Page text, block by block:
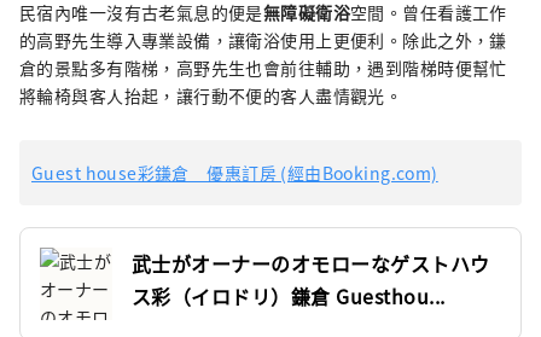
民宿內唯一沒有古老氣息的便是無障礙衛浴空間。曾任看護工作
的高野先生導入專業設備，讓衛浴使用上更便利。除此之外，鎌
倉的景點多有階梯，高野先生也會前往輔助，遇到階梯時便幫忙
將輪椅與客人抬起，讓行動不便的客人盡情觀光。
Guest house彩鎌倉 優惠訂房 (經由Booking.com)
武士がオーナーのオモローなゲストハウ
ス彩（イロドリ）鎌倉 Guesthou...